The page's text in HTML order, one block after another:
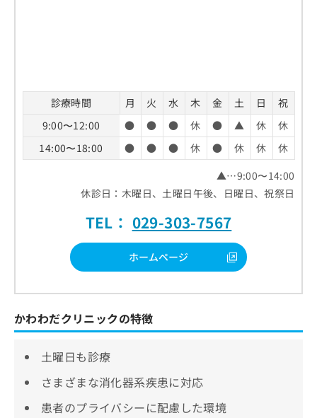
診療時間 月 火 水 木 金 土 日
祝
9:00〜12:00
● ● ● 休 ● ▲ 休
休
14:00〜18:00
● ● ● 休 ● 休 休
休
▲…9:00〜14:00
休診日：木曜日、土曜日午後、日曜日、祝祭日
TEL： 029-303-7567
ホームページ
かわわだクリニックの特徴
土曜日も診療
さまざまな消化器系疾患に対応
患者のプライバシーに配慮した環境